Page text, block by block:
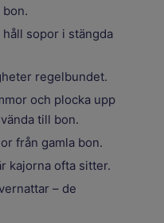
bon.
sopor i stängda
regelbundet.
och plocka upp
till bon.
från gamla bon.
kajorna ofta sitter.
– de